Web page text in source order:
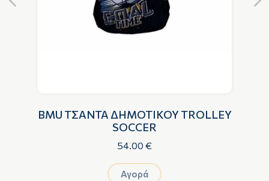
BMU ΤΣΑΝΤΑ ΔΗΜΟΤΙΚΟΥ TROLLEY
SOCCER
54.00 €
Αγορά